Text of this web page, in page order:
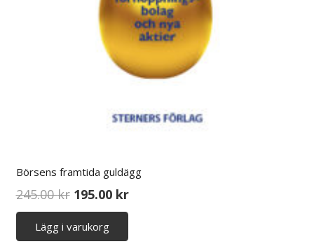
Börsens framtida guldägg
245.00kr Det
ursprungliga
priset
195.00 krDet
nuvarande
Lägg i varukorg